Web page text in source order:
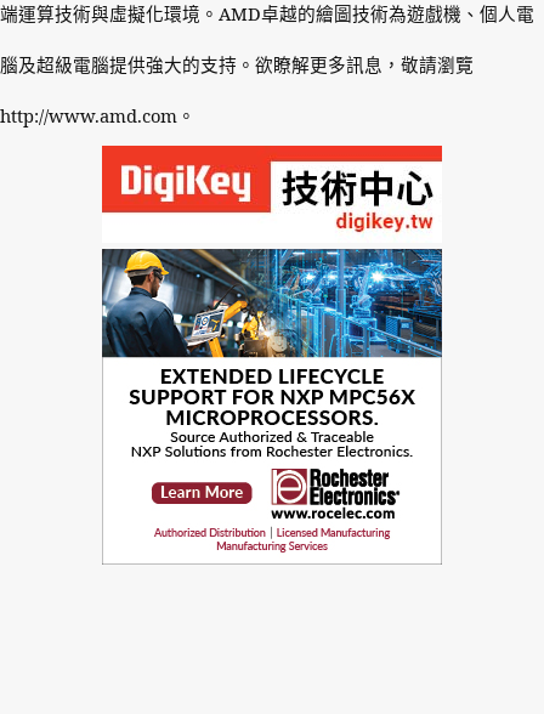
端運算技術與虛擬化環境。 AMD卓越的繪圖技術為遊戲機、個人電
腦及超級電腦提供強大的支持。欲瞭解更多訊息，敬請瀏覽
http://www.amd.com 。